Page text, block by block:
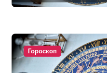
Гороскоп